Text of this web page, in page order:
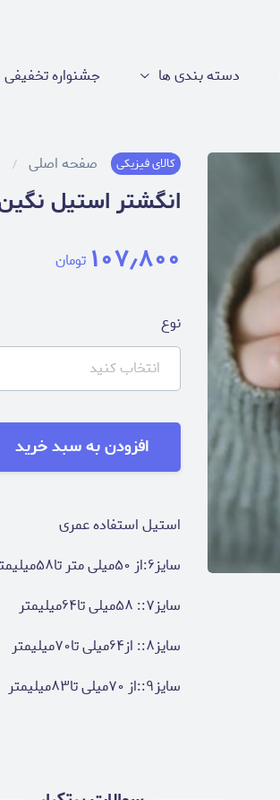
دسته بندی ها جشنواره تخفیفی
کالای فیزیکی صفحه اصلی
انگشتر استیل
۱۰۷٫۸۰۰ تومان
نوع
انتخاب کنید
افزودن به سبد خرید
استیل استفاده عمری
سایز۶:از ۵۰میلی متر تا۵۸میلیمتر
سایز۷:: ۵۸میلی تا۶۴میلیمتر
سایز۸:: از۶۴میلی تا۷۰میلیمتر
سایز۹::از ۷۰میلی تا۸۳میلیمتر